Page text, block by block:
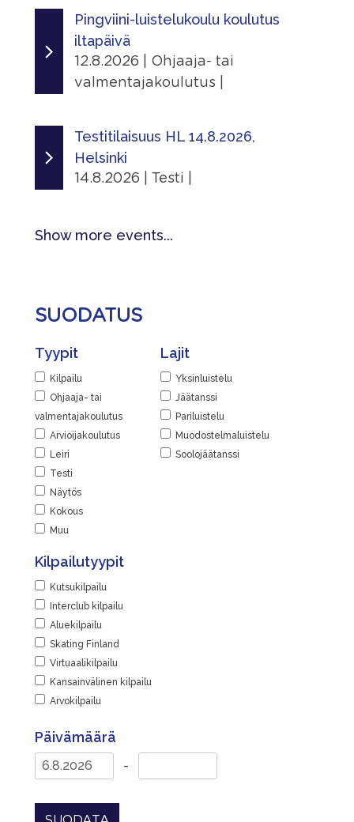
Jaa
|
Järvenpää, Jäähalli
Seutulantie 14, 04410 Järvenpää,
Suomi
Ilmoittautuminen
Jaa
|
12.8.2026 - 12.8.2026
Järjestäjä
Skating Finland
Tapahtumasivu
Lisätiedot
Näytä lisätiedot
|
Pingviini-luistelukoulu koulutus
iltapäivä
12.8.2026 | Ohjaaja- tai
valmentajakoulutus |
12.8.2026 - 12.8.2026
Järjestäjä
Skating Finland
Tapahtumasivu
|
Testitilaisuus HL 14.8.2026,
Helsinki
14.8.2026 | Testi |
14.8.2026 - 14.8.2026
Paikka
Kaarelan raitti 2, 00430 Helsinki,
Suomi
Lisätiedot
Näytä lisätiedot
Jaa
|
Show more events...
SUODATUS
Tyypit
Kilpailu
Ohjaaja- tai
valmentajakoulutus
Arvioijakoulutus
Leiri
Testi
Näytös
Kokous
Muu
Lajit
Yksinluistelu
Jäätanssi
Pariluistelu
Muodostelmaluistelu
Soolojäätanssi
Kilpailutyypit
Kutsukilpailu
Interclub kilpailu
Aluekilpailu
Skating Finland
Virtuaalikilpailu
Kansainvälinen kilpailu
Arvokilpailu
Päivämäärä
-